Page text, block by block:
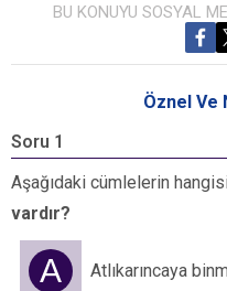
BU KONUYU SOSYAL
Öznel Ve
Soru 1
Aşağıdaki cümlelerin
vardır?
A Atlıkarıncaya